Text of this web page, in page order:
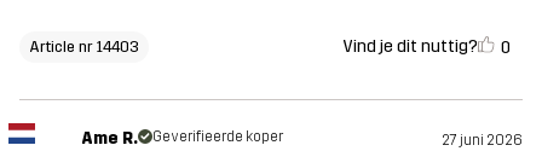
Article nr 14403 Vind je dit nuttig? 0
Ame R. Geverifieerde koper 27 juni 2026